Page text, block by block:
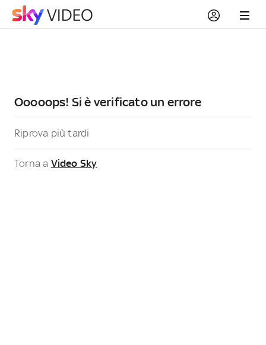
Ooooops! Si è verificato un errore
Riprova più tardi
Torna a Video Sky